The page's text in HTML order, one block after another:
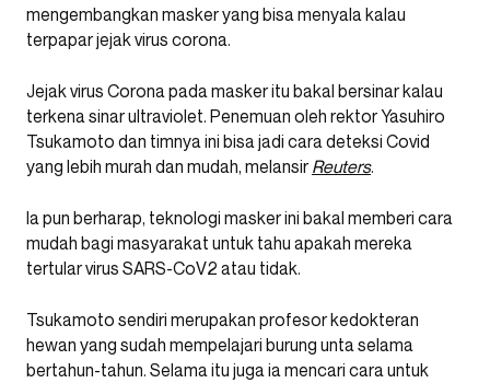
mengembangkan masker yang bisa menyala kalau
terpapar jejak virus corona.
Jejak virus Corona pada masker itu bakal bersinar kalau
terkena sinar ultraviolet. Penemuan oleh rektor Yasuhiro
Tsukamoto dan timnya ini bisa jadi cara deteksi Covid
yang lebih murah dan mudah, melansir Reuters.
Ia pun berharap, teknologi masker ini bakal memberi cara
mudah bagi masyarakat untuk tahu apakah mereka
tertular virus SARS-CoV2 atau tidak.
Tsukamoto sendiri merupakan profesor kedokteran
hewan yang sudah mempelajari burung unta selama
bertahun-tahun. Selama itu juga ia mencari cara untuk